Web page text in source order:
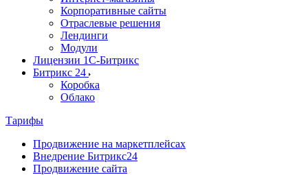
Корпоративные сайты
Отраслевые решения
Лендинги
Модули
Лицензии 1С-Битрикс
Битрикс 24
Коробка
Облако
Тарифы
Продвижение на маркетплейсах
Внедрение Битрикс24
Продвижение сайта